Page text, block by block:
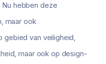
hebben deze
maar ook
gebied van veiligheid,
maar ook op design-